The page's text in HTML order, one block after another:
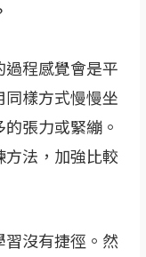
程感覺會是平
樣方式慢慢坐
張力或緊繃。
法，加強比較
沒有捷徑。然